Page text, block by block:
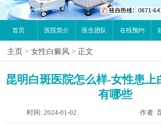
首页 医院简介 医生团队 在线预约
主页 > 女性白癜风 > 正文
昆明白斑医院怎么样-女性患上
有哪些
时间: 2024-01-02 作者: